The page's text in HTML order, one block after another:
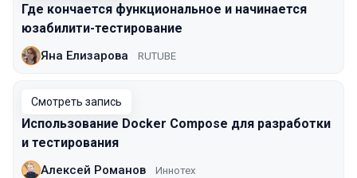
Где кончается функциональное и начинается
юзабилити-тестирование
Яна Елизарова RUTUBE
Смотреть запись
Использование Docker Compose для разработки
и тестирования
Алексей Романов Иннотех